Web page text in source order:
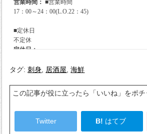
タグ:刺身 居酒屋 ,海鮮
この記事が役に立ったら「いいね」をポチ
Twitter B! はてブ